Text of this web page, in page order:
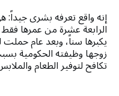
الرابعة عشرة من عمرها
زوجها وظيفته الحكومية
تكافح لتوفير الطعام